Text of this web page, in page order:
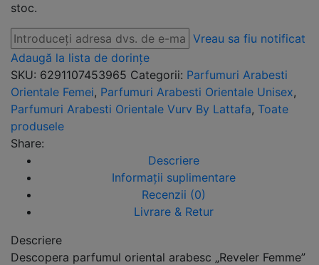
stoc.
Vreau sa fiu notificat
Adaugă la lista de dorințe
SKU: 6291107453965 Categorii: Parfumuri Arabesti
Orientale Femei, Parfumuri Arabesti Orientale Unisex,
Parfumuri Arabesti Orientale Vurv By Lattafa, Toate
produsele
Share:
Descriere
Informații suplimentare
Recenzii (0)
Livrare & Retur
Descriere
Descopera parfumul oriental arabesc „Reveler Femme”